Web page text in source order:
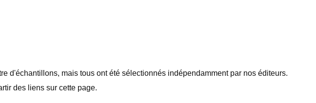
d'échantillons, mais tous ont été sélectionnés indépendamment par nos éditeurs.
des liens sur cette page.